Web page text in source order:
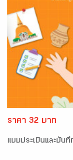
ราคา 32 บาท
แบบประเมินและบัน